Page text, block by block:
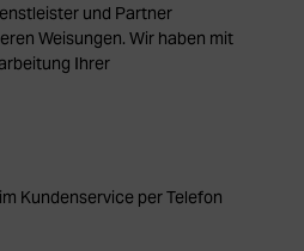
und Partner
Weisungen. Wir haben mit
Ihrer
Kundenservice per Telefon